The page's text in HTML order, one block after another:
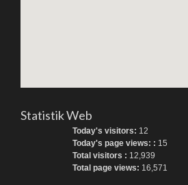
Statistik Web
Today's visitors: 12
Today's page views: : 15
Total visitors : 12,939
Total page views: 16,571